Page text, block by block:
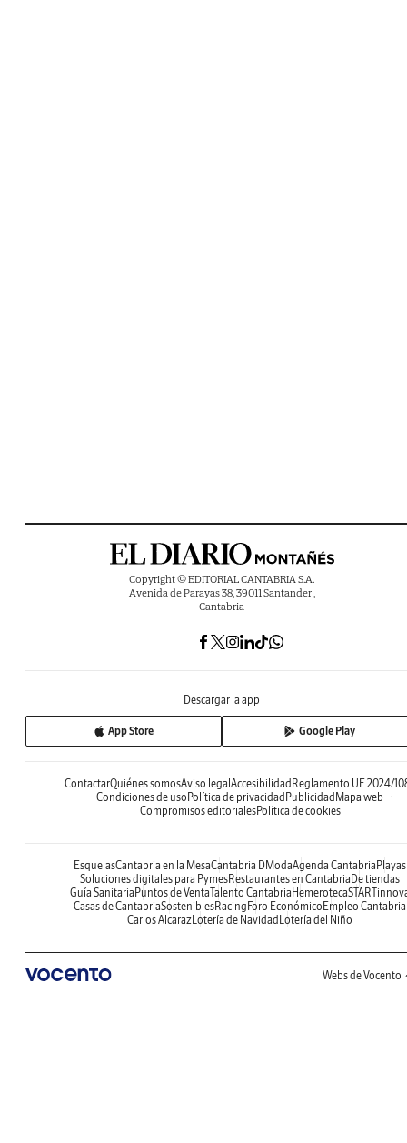
Copyright © EDITORIAL CANTABRIA S.A.
Avenida de Parayas 38, 39011 Santander ,
Cantabria
Descargar la app
App Store Google Play
ContactarQuiénes somosAviso legal Accesibilidad Reglamento UE 2024/
Condiciones de uso Política de privacidad Publicidad Mapa web
Compromisos editorialesPolítica de cookies
EsquelasCantabria en la MesaCantabria DModaAgenda Cantabria Playas
Soluciones digitales para PymesRestaurantes en Cantabria De tiendas
Guía Sanitaria Puntos de VentaTalento Cantabria Hemeroteca
Casas de CantabriaSosteniblesRacing Foro Económico Empleo Cantabria
Carlos Alcaraz Lotería de Navidad Lotería del Niño
Webs de Vocento